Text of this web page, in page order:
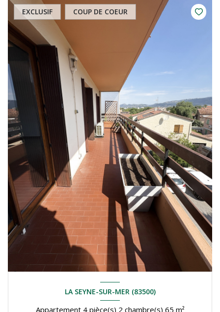
EXCLUSIF COUP DE COEUR
LA SEYNE-SUR-MER (83500)
Appartement 4 pièce(s) 2 chambre(s) 65 m²